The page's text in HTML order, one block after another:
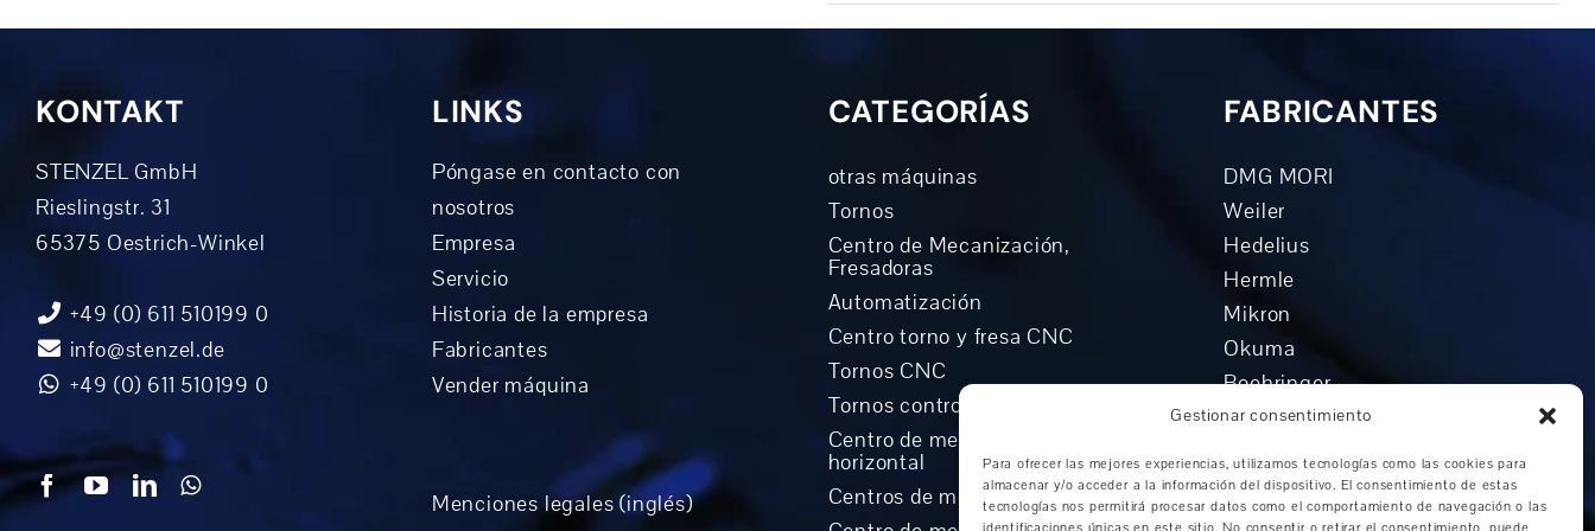
Gestionar consentimiento
Para ofrecer las mejores experiencias, utilizamos tecnologías como las cookies para
almacenar y/o acceder a la información del dispositivo. El consentimiento de estas
tecnologías nos permitirá procesar datos como el comportamiento de navegación o las
KONTAKT
STENZEL GmbH
Rieslingstr. 31
65375 Oestrich-Winkel
+49 (0) 611 510199 0
info@stenzel.de
+49 (0) 611 510199 0
LINKS
Póngase en contacto con
nosotros
Empresa
Servicio
Historia de la empresa
Fabricantes
Vender máquina
Menciones legales (inglés)
CATEGORÍAS
otras máquinas
Tornos
Centro de Mecanización,
Fresadoras
Automatización
Centro torno y fresa CNC
Tornos CNC
Tornos controlados Ciclo
Centro de mecanización
horizontal
Centros de mecanizado universal
FABRICANTES
DMG MORI
Weiler
Hedelius
Hermle
Mikron
Okuma
Boehringer
Grob
Otros fabricantes